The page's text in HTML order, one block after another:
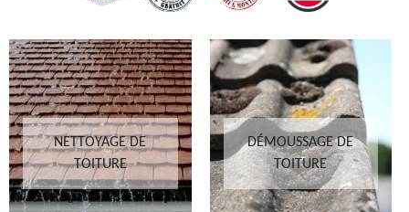
NETTOYAGE DE
TOITURE
DÉMOUSSAGE DE
TOITURE